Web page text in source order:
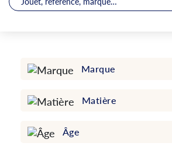
Marque
Matière
Âge